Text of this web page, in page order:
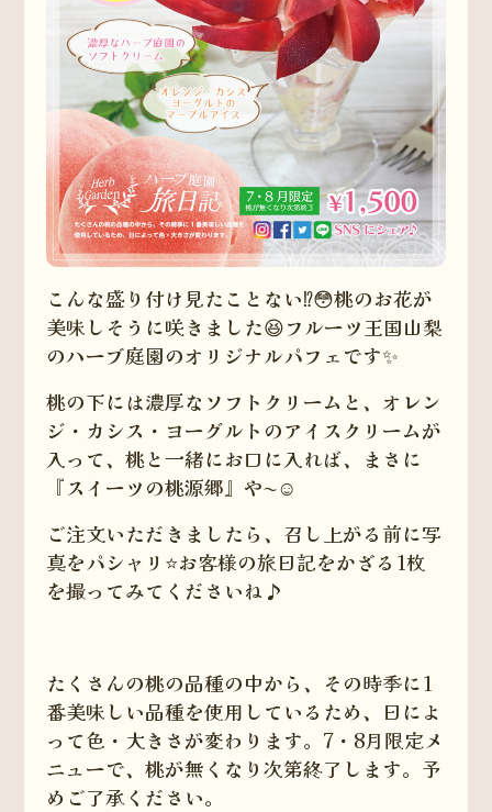
こんな盛り付け見たことない⁉️😳桃のお花が
美味しそうに咲きました😆フルーツ王国山梨
のハーブ庭園のオリジナルパフェです✨
桃の下には濃厚なソフトクリームと、オレン
ジ・カシス・ヨーグルトのアイスクリームが
入って、桃と一緒にお口に入れば、まさに
『スイーツの桃源郷』や〜☺️
ご注文いただきましたら、召し上がる前に写
真をパシャリ⭐️お客様の旅日記をかざる1枚
を撮ってみてくださいね♪
たくさんの桃の品種の中から、その時季に1
番美味しい品種を使用しているため、日によ
って色・大きさが変わります。7・8月限定メ
ニューで、桃が無くなり次第終了します。予
めご了承ください。